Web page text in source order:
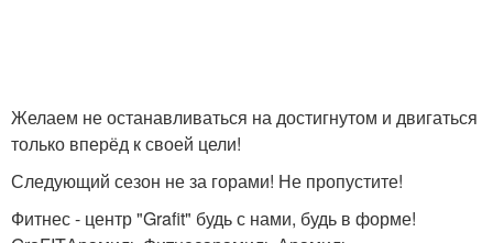
Желаем не останавливаться на достигнутом и двигаться
только вперёд к своей цели!
Следующий сезон не за горами! Не пропустите!
Фитнес - центр "Grafit" будь с нами, будь в форме!